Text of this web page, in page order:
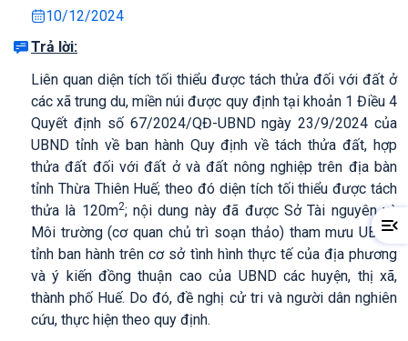
10/12/2024
Trả lời:
Liên quan diện tích tối thiểu được tách thửa đối với đất ở
các xã trung du, miền núi được quy định tại khoản 1 Điều 4
Quyết định số 67/2024/QĐ-UBND ngày 23/9/2024 của
UBND tỉnh về ban hành Quy định về tách thửa đất, hợp
thửa đất đối với đất ở và đất nông nghiệp trên địa bàn
tỉnh Thừa Thiên Huế; theo đó diện tích tối thiểu được tách
thửa là 120m2; nội dung này đã được Sở Tài nguyên và
Môi trường (cơ quan chủ trì soạn thảo) tham mưu UBND
tỉnh ban hành trên cơ sở tình hình thực tế của địa phương
và ý kiến đồng thuận cao của UBND các huyện, thị xã,
thành phố Huế. Do đó, đề nghị cử tri và người dân nghiên
cứu, thực hiện theo quy định.